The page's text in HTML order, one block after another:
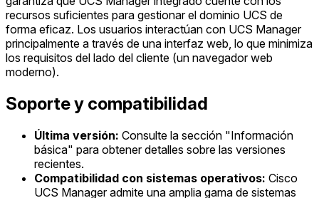
recursos suficientes para gestionar el dominio UCS de
forma eficaz. Los usuarios interactúan con UCS Manager
principalmente a través de una interfaz web, lo que minimiza
los requisitos del lado del cliente (un navegador web
moderno).
Soporte y compatibilidad
Última versión: Consulte la sección "Información
básica" para obtener detalles sobre las versiones
recientes.
Compatibilidad con sistemas operativos: Cisco
UCS Manager admite una amplia gama de sistemas